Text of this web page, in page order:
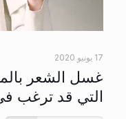
17 يونيو 2020
غسل الشعر
التي قد ترغب